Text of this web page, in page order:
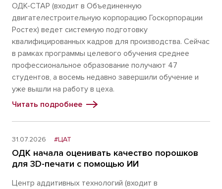
ОДК-СТАР (входит в Объединенную
двигателестроительную корпорацию Госкорпорации
Ростех) ведет системную подготовку
квалифицированных кадров для производства. Сейчас
в рамках программы целевого обучения среднее
профессиональное образование получают 47
студентов, а восемь недавно завершили обучение и
уже вышли на работу в цеха.
Читать подробнее
31.07.2026 #ЦАТ
ОДК начала оценивать качество порошков
для 3D-печати с помощью ИИ
Центр аддитивных технологий (входит в